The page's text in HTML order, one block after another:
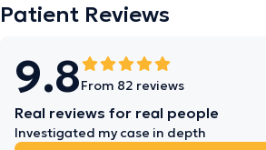
Patient Reviews
9.8From 82 reviews
Real reviews for real people
Investigated my case in depth